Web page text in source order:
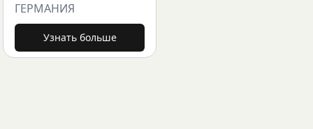
ГЕРМАНИЯ
Узнать больше